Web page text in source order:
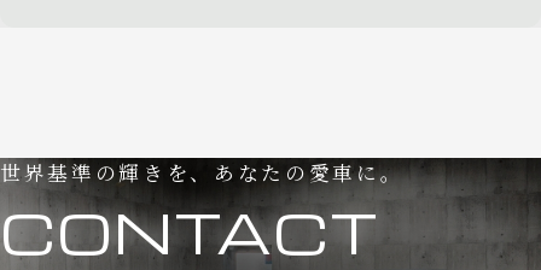
世界基準の輝きを、あなたの愛車に。
CONTACT